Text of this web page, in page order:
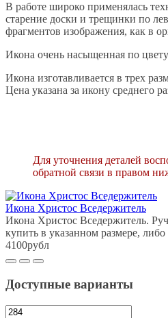
В работе широко применялась
старение доски и трещинки по
фрагментов изображения, как в
Икона очень насыщенная по
Икона изготавливается в трех
Цена указана за икону среднего
Для уточнения деталей
обратной связи в правом
Икона Христос Вседержитель
Икона Христос Вседержитель.
купить в указанном размере, либо
4100рубл
Доступные варианты